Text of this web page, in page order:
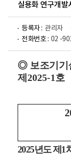
실용화 연구개발
등록자 : 관리자
전화번호 : 02 -
◎ 보조기
제 2025-1 호
2025년도 제 1